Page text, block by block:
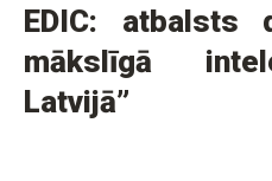
EDIC: atbalsts
mākslīgā
Latvijā”